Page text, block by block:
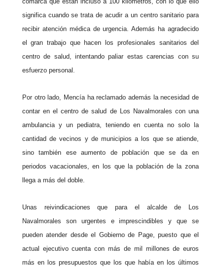
significa cuando se trata de acudir a un centro sanitario para
recibir atención médica de urgencia. Además ha agradecido
el gran trabajo que hacen los profesionales sanitarios del
centro de salud, intentando paliar estas carencias con su
esfuerzo personal.
Por otro lado, Mencía ha reclamado además la necesidad de
contar en el centro de salud de Los Navalmorales con una
ambulancia y un pediatra, teniendo en cuenta no solo la
cantidad de vecinos y de municipios a los que se atiende,
sino también ese aumento de población que se da en
periodos vacacionales, en los que la población de la zona
llega a más del doble.
Unas reivindicaciones que para el alcalde de Los
Navalmorales son urgentes e imprescindibles y que se
pueden atender desde el Gobierno de Page, puesto que el
actual ejecutivo cuenta con más de mil millones de euros
más en los presupuestos que los que había en los últimos